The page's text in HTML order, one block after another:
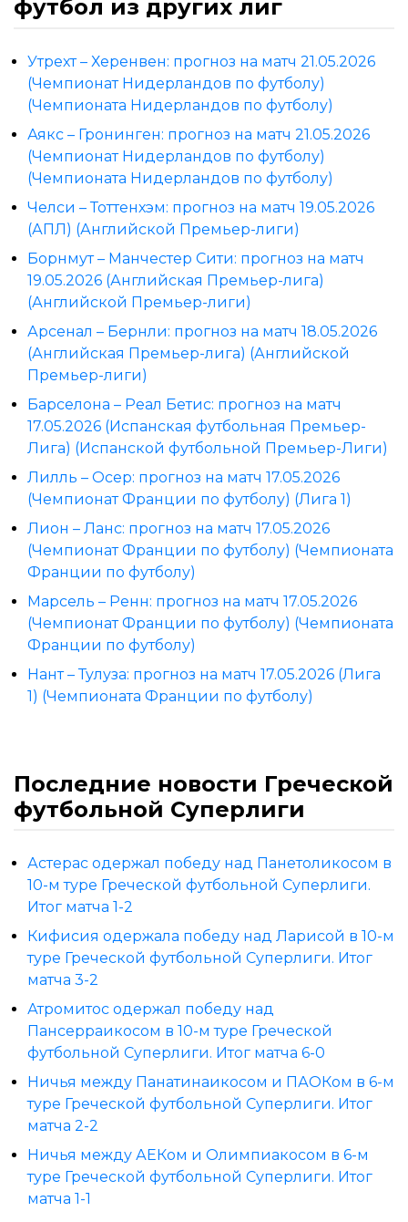
футбол из других лиг
Утрехт – Херенвен: прогноз на матч 21.05.2026
(Чемпионат Нидерландов по футболу)
(Чемпионата Нидерландов по футболу)
Аякс – Гронинген: прогноз на матч 21.05.2026
(Чемпионат Нидерландов по футболу)
(Чемпионата Нидерландов по футболу)
Челси – Тоттенхэм: прогноз на матч 19.05.2026
(АПЛ) (Английской Премьер-лиги)
Борнмут – Манчестер Сити: прогноз на матч
19.05.2026 (Английская Премьер-лига)
(Английской Премьер-лиги)
Арсенал – Бернли: прогноз на матч 18.05.2026
(Английская Премьер-лига) (Английской
Премьер-лиги)
Барселона – Реал Бетис: прогноз на матч
17.05.2026 (Испанская футбольная Премьер-
Лига) (Испанской футбольной Премьер-Лиги)
Лилль – Осер: прогноз на матч 17.05.2026
(Чемпионат Франции по футболу) (Лига 1)
Лион – Ланс: прогноз на матч 17.05.2026
(Чемпионат Франции по футболу) (Чемпионата
Франции по футболу)
Марсель – Ренн: прогноз на матч 17.05.2026
(Чемпионат Франции по футболу) (Чемпионата
Франции по футболу)
Нант – Тулуза: прогноз на матч 17.05.2026 (Лига
1) (Чемпионата Франции по футболу)
Последние новости Греческой
футбольной Суперлиги
Астерас одержал победу над Панетоликосом в
10-м туре Греческой футбольной Суперлиги.
Итог матча 1-2
Кифисия одержала победу над Ларисой в 10-м
туре Греческой футбольной Суперлиги. Итог
матча 3-2
Атромитос одержал победу над
Пансерраикосом в 10-м туре Греческой
футбольной Суперлиги. Итог матча 6-0
Ничья между Панатинаикосом и ПАОКом в 6-м
туре Греческой футбольной Суперлиги. Итог
матча 2-2
Ничья между АЕКом и Олимпиакосом в 6-м
туре Греческой футбольной Суперлиги. Итог
матча 1-1